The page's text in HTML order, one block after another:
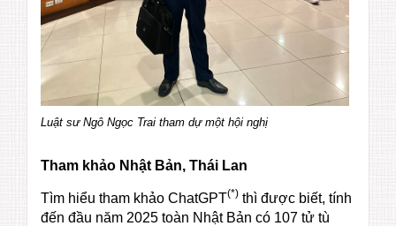
Luật sư Ngô Ngọc Trai tham dự một hội nghị
Tham khảo Nhật Bản, Thái Lan
Tìm hiểu tham khảo ChatGPT(*) thì được biết, tính
đến đầu năm 2025 toàn Nhật Bản có 107 tử tù